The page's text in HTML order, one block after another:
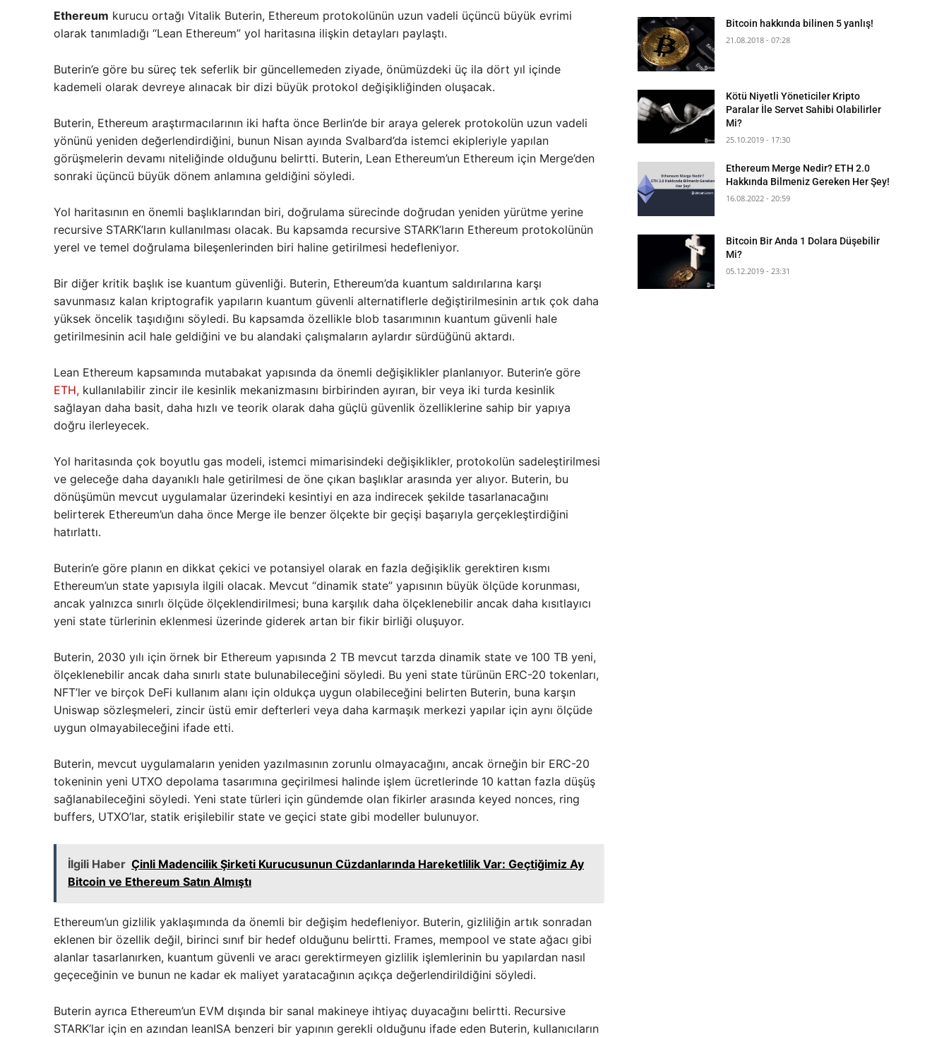
Ethereum kurucu ortağı Vitalik Buterin, Ethereum protokolünün uzun vadeli üçüncü büyük evrimi
olarak tanımladığı “Lean Ethereum” yol haritasına ilişkin detayları paylaştı.
Buterin’e göre bu süreç tek seferlik bir güncellemeden ziyade, önümüzdeki üç ila dört yıl içinde
kademeli olarak devreye alınacak bir dizi büyük protokol değişikliğinden oluşacak.
Buterin, Ethereum araştırmacılarının iki hafta önce Berlin’de bir araya gelerek protokolün uzun vadeli
yönünü yeniden değerlendirdiğini, bunun Nisan ayında Svalbard’da istemci ekipleriyle yapılan
görüşmelerin devamı niteliğinde olduğunu belirtti. Buterin, Lean Ethereum’un Ethereum için Merge’den
sonraki üçüncü büyük dönem anlamına geldiğini söyledi.
Yol haritasının en önemli başlıklarından biri, doğrulama sürecinde doğrudan yeniden yürütme yerine
recursive STARK’ların kullanılması olacak. Bu kapsamda recursive STARK’ların Ethereum protokolünün
yerel ve temel doğrulama bileşenlerinden biri haline getirilmesi hedefleniyor.
Bir diğer kritik başlık ise kuantum güvenliği. Buterin, Ethereum’da kuantum saldırılarına karşı
savunmasız kalan kriptografik yapıların kuantum güvenli alternatiflerle değiştirilmesinin artık çok daha
yüksek öncelik taşıdığını söyledi. Bu kapsamda özellikle blob tasarımının kuantum güvenli hale
getirilmesinin acil hale geldiğini ve bu alandaki çalışmaların aylardır sürdüğünü aktardı.
Lean Ethereum kapsamında mutabakat yapısında da önemli değişiklikler planlanıyor. Buterin’e göre
ETH, kullanılabilir zincir ile kesinlik mekanizmasını birbirinden ayıran, bir veya iki turda kesinlik
sağlayan daha basit, daha hızlı ve teorik olarak daha güçlü güvenlik özelliklerine sahip bir yapıya
doğru ilerleyecek.
Yol haritasında çok boyutlu gas modeli, istemci mimarisindeki değişiklikler, protokolün sadeleştirilmesi
ve geleceğe daha dayanıklı hale getirilmesi de öne çıkan başlıklar arasında yer alıyor. Buterin, bu
dönüşümün mevcut uygulamalar üzerindeki kesintiyi en aza indirecek şekilde tasarlanacağını
belirterek Ethereum’un daha önce Merge ile benzer ölçekte bir geçişi başarıyla gerçekleştirdiğini
hatırlattı.
Buterin’e göre planın en dikkat çekici ve potansiyel olarak en fazla değişiklik gerektiren kısmı
Ethereum’un state yapısıyla ilgili olacak. Mevcut “dinamik state” yapısının büyük ölçüde korunması,
ancak yalnızca sınırlı ölçüde ölçeklendirilmesi; buna karşılık daha ölçeklenebilir ancak daha kısıtlayıcı
yeni state türlerinin eklenmesi üzerinde giderek artan bir fikir birliği oluşuyor.
Buterin, 2030 yılı için örnek bir Ethereum yapısında 2 TB mevcut tarzda dinamik state ve 100 TB yeni,
ölçeklenebilir ancak daha sınırlı state bulunabileceğini söyledi. Bu yeni state türünün ERC-20 tokenları,
NFT’ler ve birçok DeFi kullanım alanı için oldukça uygun olabileceğini belirten Buterin, buna karşın
Uniswap sözleşmeleri, zincir üstü emir defterleri veya daha karmaşık merkezi yapılar için aynı ölçüde
uygun olmayabileceğini ifade etti.
Buterin, mevcut uygulamaların yeniden yazılmasının zorunlu olmayacağını, ancak örneğin bir ERC-20
tokeninin yeni UTXO depolama tasarımına geçirilmesi halinde işlem ücretlerinde 10 kattan fazla düşüş
sağlanabileceğini söyledi. Yeni state türleri için gündemde olan fikirler arasında keyed nonces, ring
buffers, UTXO’lar, statik erişilebilir state ve geçici state gibi modeller bulunuyor.
İlgili Haber Çinli Madencilik Şirketi Kurucusunun Cüzdanlarında Hareketlilik Var: Geçtiğimiz Ay
Bitcoin ve Ethereum Satın Almıştı
Ethereum’un gizlilik yaklaşımında da önemli bir değişim hedefleniyor. Buterin, gizliliğin artık sonradan
eklenen bir özellik değil, birinci sınıf bir hedef olduğunu belirtti. Frames, mempool ve state ağacı gibi
alanlar tasarlanırken, kuantum güvenli ve aracı gerektirmeyen gizlilik işlemlerinin bu yapılardan nasıl
geçeceğinin ve bunun ne kadar ek maliyet yaratacağının açıkça değerlendirildiğini söyledi.
Buterin ayrıca Ethereum’un EVM dışında bir sanal makineye ihtiyaç duyacağını belirtti. Recursive
STARK’lar için en azından leanISA benzeri bir yapının gerekli olduğunu ifade eden Buterin, kullanıcıların
Bitcoin hakkında bilinen 5 yanlış!
21.08.2018 - 07:28
Kötü Niyetli Yöneticiler Kripto
Paralar İle Servet Sahibi Olabilirler
Mi?
25.10.2019 - 17:30
Ethereum Merge Nedir? ETH 2.0
Hakkında Bilmeniz Gereken Her Şey!
16.08.2022 - 20:59
Bitcoin Bir Anda 1 Dolara Düşebilir
Mi?
05.12.2019 - 23:31